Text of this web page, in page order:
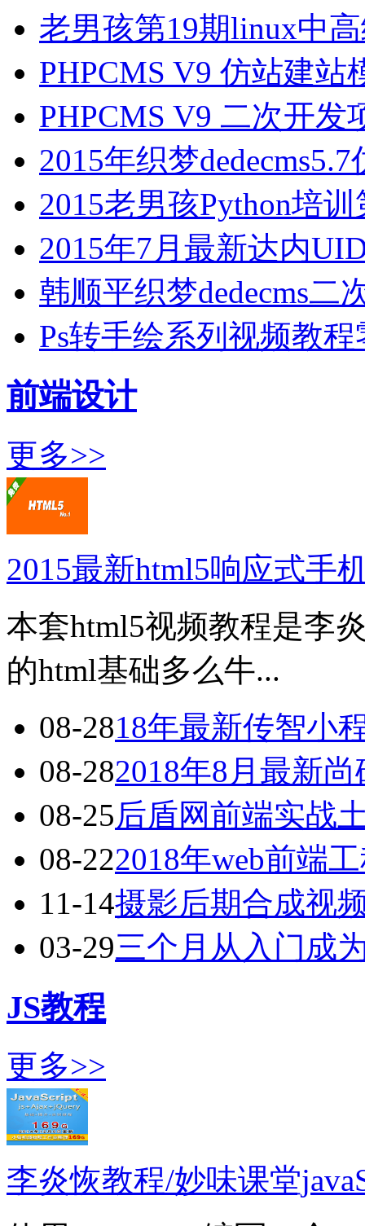
老男孩第19期linux中
PHPCMS V9 仿站建
PHPCMS V9 二次开
2015年织梦
2015老男孩Python培
2015年7月最新达内
韩顺平织梦dedecms二
Ps转手绘系列视频教
前端设计
更多>>
2015最新html5响应式手
本套html5视频教程是李
的html基础多么牛...
08-2818年最新传智小
08-282018年8月最新
08-25后盾网前端实战
08-222018年web前端
11-14摄影后期合成视
03-29三个月从入门成
JS教程
更多>>
李炎恢教程/妙味课堂